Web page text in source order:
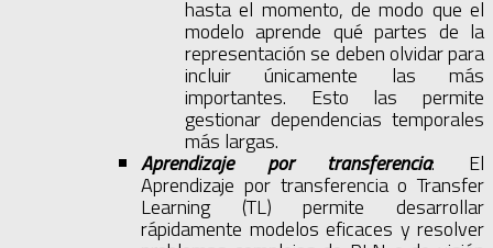
hasta el momento, de modo que el
modelo aprende qué partes de la
representación se deben olvidar para
incluir únicamente las más
importantes. Esto las permite
gestionar dependencias temporales
más largas.
Aprendizaje por transferencia: El
Aprendizaje por transferencia o Transfer
Learning (TL) permite desarrollar
rápidamente modelos eficaces y resolver